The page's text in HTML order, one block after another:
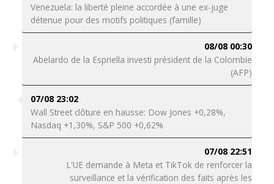
Venezuela: la liberté pleine accordée à une ex-juge
détenue pour des motifs politiques (famille)
08/08 00:30
Abelardo de la Espriella investi président de la Colombie
(AFP)
07/08 23:02
Wall Street clôture en hausse: Dow Jones +0,28%,
Nasdaq +1,30%, S&P 500 +0,62%
07/08 22:51
L'UE demande à Meta et TikTok de renforcer la
surveillance et la vérification des faits après les